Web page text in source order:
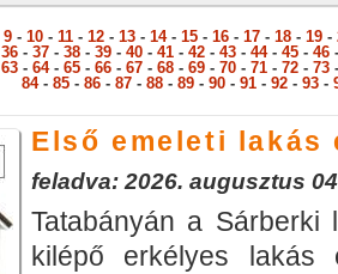
9 - 10 - 11 - 12 - 13 - 14- 15 - 16 - 17 - 18 - 19 -
36 - 37 - 38 - 39 - 40 - 41 - 42 - 43 - 44- 45 - 46
63 - 64- 65 - 66 - 67 - 68 - 69 - 70 - 71 - 72 - 73
84- 85 - 86 - 87 - 88 - 89 - 90 - 91 - 92 - 93 -
Első emeleti lakás
feladva: 2026. augusztus
Tatabányán a Sárberki
kilépő erkélyes